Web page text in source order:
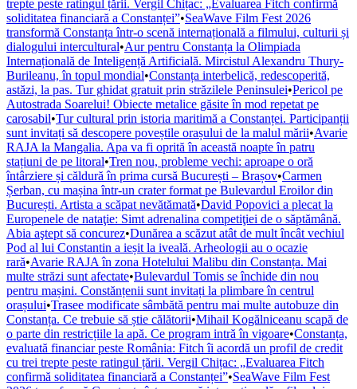
trepte peste ratingul țării. Vergil Chițac: „Evaluarea Fitch confirmă
soliditatea financiară a Constanței”•SeaWave Film Fest 2026
transformă Constanța într-o scenă internațională a filmului, culturii și
dialogului intercultural•Aur pentru Constanța la Olimpiada
Internațională de Inteligență Artificială. Mircistul Alexandru Thury-
Burileanu, în topul mondial•Constanța interbelică, redescoperită,
astăzi, la pas. Tur ghidat gratuit prin străzilele Peninsulei•Pericol pe
Autostrada Soarelui! Obiecte metalice găsite în mod repetat pe
carosabil•Tur cultural prin istoria maritimă a Constanței. Participanții
sunt invitați să descopere poveștile orașului de la malul mării•Avarie
RAJA la Mangalia. Apa va fi oprită în această noapte în patru
stațiuni de pe litoral•Tren nou, probleme vechi: aproape o oră
întârziere și căldură în prima cursă București – Brașov•Carmen
Șerban, cu mașina într-un crater format pe Bulevardul Eroilor din
București. Artista a scăpat nevătămată•David Popovici a plecat la
Europenele de nataţie: Simt adrenalina competiţiei de o săptămână.
Abia aştept să concurez•Dunărea a scăzut atât de mult încât vechiul
Pod al lui Constantin a ieșit la iveală. Arheologii au o ocazie
rară•Avarie RAJA în zona Hotelului Malibu din Constanța. Mai
multe străzi sunt afectate•Bulevardul Tomis se închide din nou
pentru mașini. Constănțenii sunt invitați la plimbare în centrul
orașului•Trasee modificate sâmbătă pentru mai multe autobuze din
Constanța. Ce trebuie să știe călătorii•Mihail Kogălniceanu scapă de
o parte din restricțiile la apă. Ce program intră în vigoare•Constanța,
evaluată financiar peste România: Fitch îi acordă un profil de credit
cu trei trepte peste ratingul țării. Vergil Chițac: „Evaluarea Fitch
confirmă soliditatea financiară a Constanței”•SeaWave Film Fest